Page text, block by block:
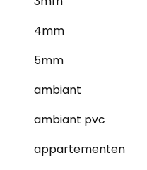
4mm
5mm
ambiant
ambiant pvc
appartementen